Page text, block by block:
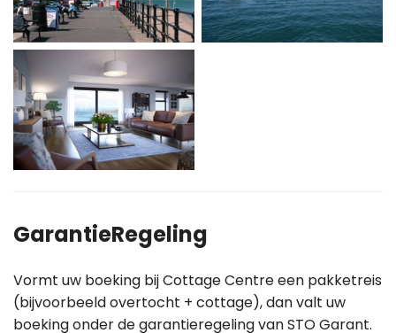
GarantieRegeling
Vormt uw boeking bij Cottage Centre een pakketreis
(bijvoorbeeld overtocht + cottage), dan valt uw
boeking onder de garantieregeling van STO Garant.